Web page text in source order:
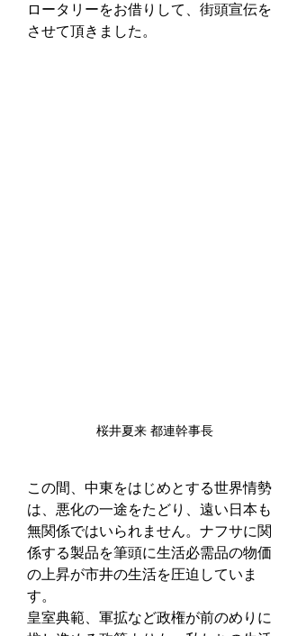
ロータリーをお借りして、街頭宣伝を
させて頂きました。
桜井夏来 都連幹事長
この間、中東をはじめとする世界情勢
は、悪化の一途をたどり、遠い日本も
無関係ではいられません。ナフサに関
係する製品を筆頭に生活必需品の物価
の上昇が市井の生活を圧迫していま
す。
皇室典範、軍拡など政権が前のめりに